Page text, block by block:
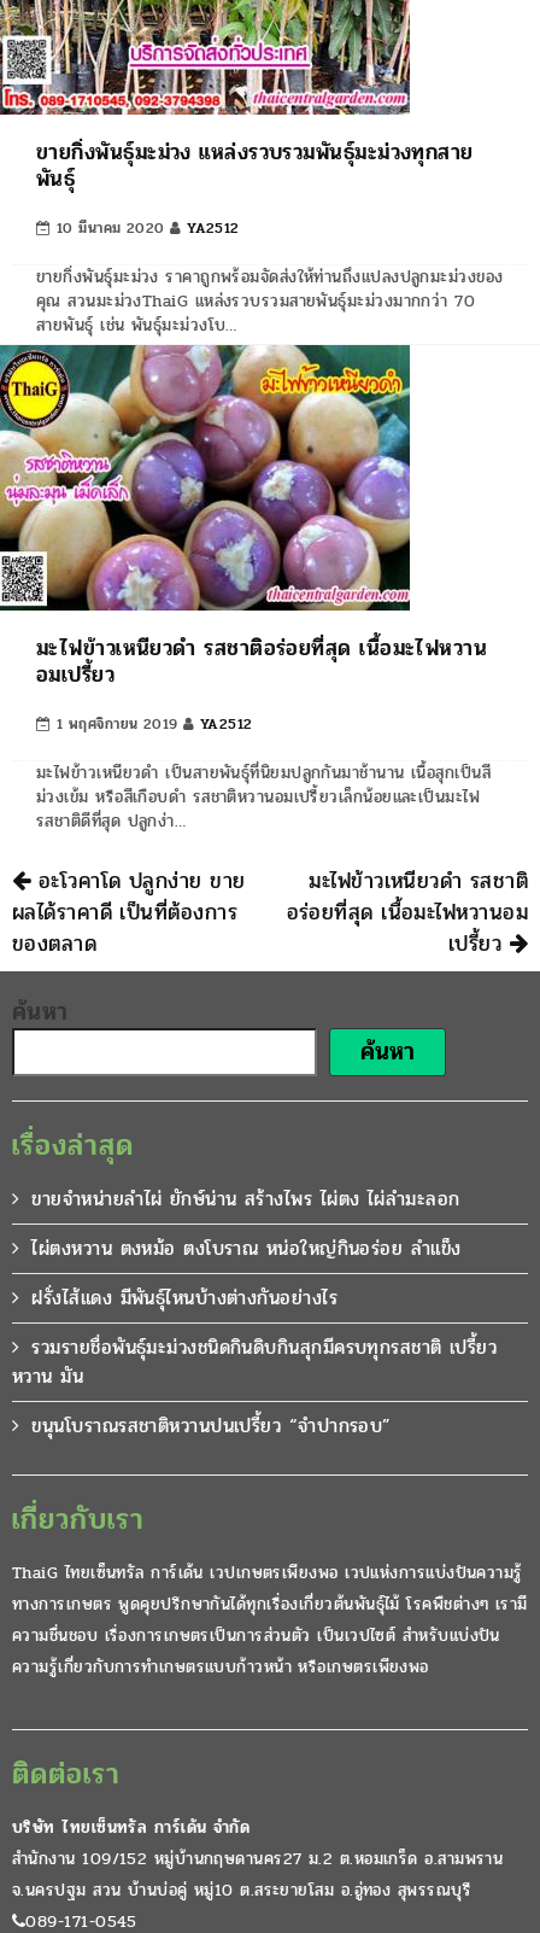
ขายกิ่งพันธุ์มะม่วง แหล่งรวบรวมพันธุ์มะม่วงทุกสาย
พันธุ์
10 มีนาคม 2020 YA2512
ขายกิ่งพันธุ์มะม่วง ราคาถูกพร้อมจัดส่งให้ท่านถึงแปลงปลูกมะม่วงของ
คุณ สวนมะม่วงThaiG แหล่งรวบรวมสายพันธุ์มะม่วงมากกว่า 70
สายพันธุ์ เช่น พันธุ์มะม่วงโบ…
มะไฟข้าวเหนียวดำ รสชาติอร่อยที่สุด เนื้อมะไฟหวาน
อมเปรี้ยว
1 พฤศจิกายน 2019 YA2512
มะไฟข้าวเหนียวดำ เป็นสายพันธุ์ที่นิยมปลูกกันมาช้านาน เนื้อสุกเป็นสี
ม่วงเข้ม หรือสีเกือบดำ รสชาติหวานอมเปรี้ยวเล็กน้อยและเป็นมะไฟ
รสชาติดีที่สุด ปลูกง่า…
นำทาง
อะโวคาโด ปลูกง่าย ขาย
ผลได้ราคาดี เป็นที่ต้องการ
ของตลาด
มะไฟข้าวเหนียวดำ รสชาติ
อร่อยที่สุด เนื้อมะไฟหวานอม
เปรี้ยว
ค้นหา
ค้นหา
เรื่องล่าสุด
ขายจำหน่ายลำไผ่ ยักษ์น่าน สร้างไพร ไผ่ตง ไผ่ลำมะลอก
ไผ่ตงหวาน ตงหม้อ ตงโบราณ หน่อใหญ่กินอร่อย ลำแข็ง
ฝรั่งไส้แดง มีพันธุ์ไหนบ้างต่างกันอย่างไร
รวมรายชื่อพันธุ์มะม่วงชนิดกินดิบกินสุกมีครบทุกรสชาติ เปรี้ยว
หวาน มัน
ขนุนโบราณรสชาติหวานปนเปรี้ยว “จำปากรอบ”
เกี่ยวกับเรา
ThaiG ไทยเซ็นทรัล การ์เด้น เวปเกษตรเพียงพอ เวปแห่งการแบ่งปันความรู้
ทางการเกษตร พูดคุยปรึกษากันได้ทุกเรื่องเกี่ยวต้นพันธุ์ไม้ โรคพืชต่างๆ เรามี
ความชื่นชอบ เรื่องการเกษตรเป็นการส่วนตัว เป็นเวปไซต์ สำหรับแบ่งปัน
ความรู้เกี่ยวกับการทำเกษตรแบบก้าวหน้า หรือเกษตรเพียงพอ
ติดต่อเรา
บริษัท ไทยเซ็นทรัล การ์เด้น จำกัด
สำนักงาน 109/152 หมู่บ้านกฤษดานคร27 ม.2 ต.หอมเกร็ด อ.สามพราน
จ.นครปฐม สวน บ้านบ่อคู่ หมู่10 ต.สระยายโสม อ.อู่ทอง สุพรรณบุรี
089-171-0545